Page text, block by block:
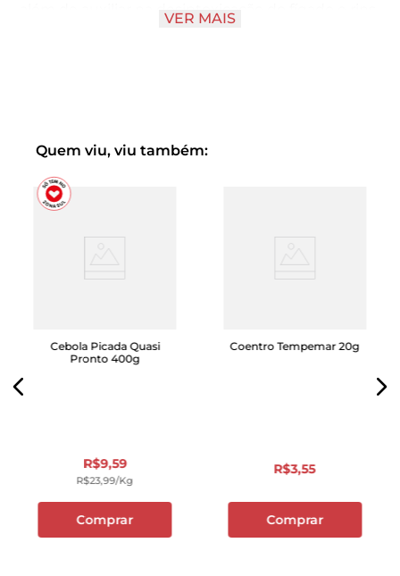
além de auxiliar na desintoxicação do fígado e rins.
VER MAIS
Quem viu, viu também:
Cebola Picada Quasi
Pronto 400g
R$9,59
R$23,99/kg
Comprar
Coentro Tempemar 20g
R$3,55
Comprar